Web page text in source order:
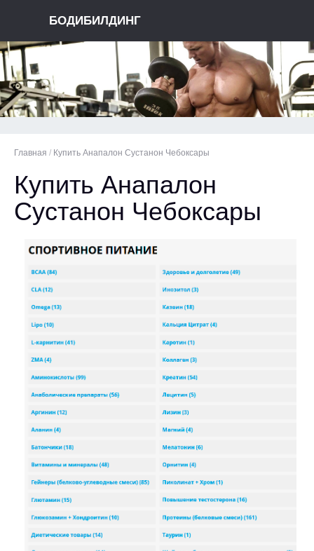
БОДИБИЛДИНГ
Главная / Купить Анапалон Сустанон Чебоксары
Купить Анапалон
Сустанон Чебоксары